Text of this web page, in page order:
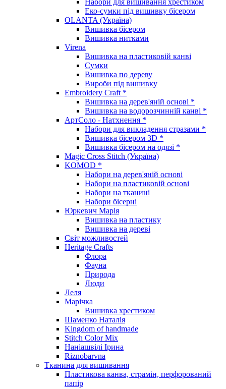
Еко-сумки під вишивку бісером
OLANTA (Україна)
Вишивка бісером
Вишивка нитками
Virena
Вишивка на пластиковій канві
Сумки
Вишивка по дереву
Вироби під вишивку
Embroidery Craft *
Вишивка на дерев'яній основі *
Вишивка на водорозчинній канві *
АртСоло - Натхнення *
Набори для викладення стразами *
Вишивка бісером 3D *
Вишивка бісером на одязі *
Magic Cross Stitch (Україна)
KOMOD *
Набори на дерев'яній основі
Набори на пластиковій основі
Набори на тканині
Набори бісерні
Юркевич Марія
Вишивка на пластику
Вишивка на дереві
Світ можливостей
Heritage Crafts
Флора
Фауна
Природа
Люди
Леля
Марічка
Вишивка хрестиком
Шаменко Наталія
Kingdom of handmade
Stitch Color Mix
Наніашвілі Ірина
Riznobarvna
Тканина для вишивання
Пластикова канва, страмін, перфорований
папір